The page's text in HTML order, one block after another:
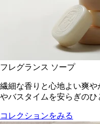
フレグランス ソープ
繊細な香りと心地よい爽
やバスタイムを安らぎのひ
コレクションをみる